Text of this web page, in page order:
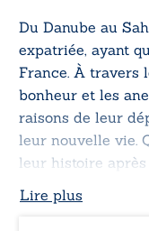
Du Danube au
expatriée, ayant
France. À travers
bonheur et les
raisons de leur
leur nouvelle vie.
leur histoire
Lire plus